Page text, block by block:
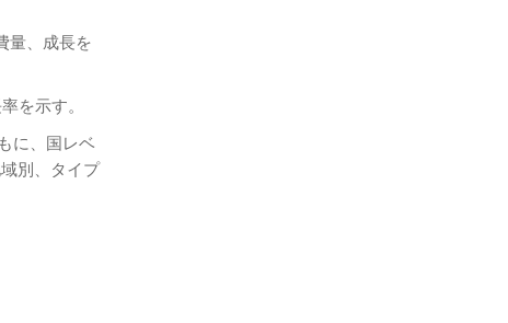
量、成長を
を示す。
に、国レベ
別、タイプ